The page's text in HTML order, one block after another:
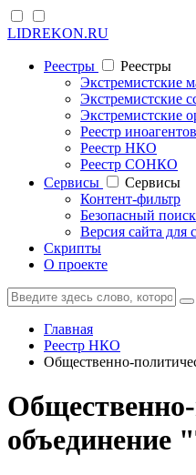
LIDREKON.RU
Реестры
Реестры
Экстремистские
Экстремистские
Экстремистские
Реестр иноагентов
Реестр НКО
Реестр СОНКО
Cервисы
Cервисы
Контент-фильтр
Безопасный поиск
Версия сайта для
Скрипты
О проекте
Главная
Реестр НКО
Общественно-